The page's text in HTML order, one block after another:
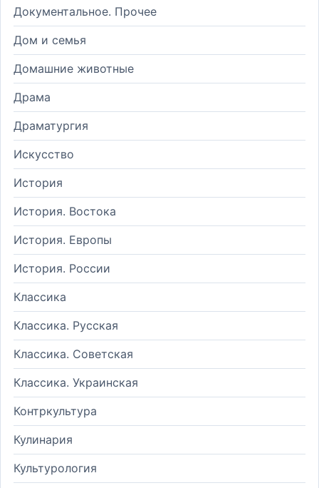
Документальное. Прочее
Дом и семья
Домашние животные
Драма
Драматургия
Искусство
История
История. Востока
История. Европы
История. России
Классика
Классика. Русская
Классика. Советская
Классика. Украинская
Контркультура
Кулинария
Культурология